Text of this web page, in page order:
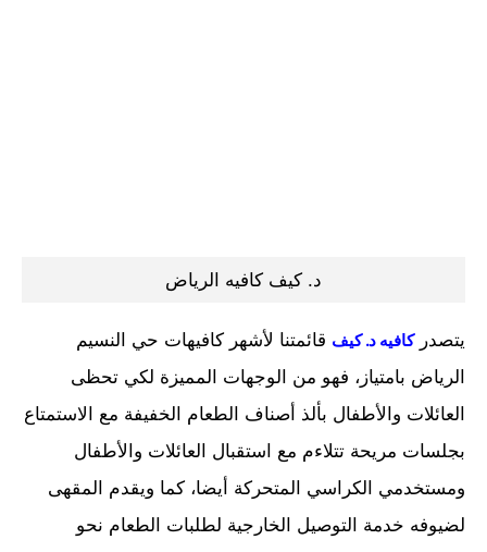
د. كيف كافيه الرياض
يتصدركافيه د. كيف قائمتنا لأشهر كافيهات حي النسيم
الرياض بامتياز، فهو من الوجهات المميزة لكي تحظى
العائلات والأطفال بألذ أصناف الطعام الخفيفة مع الاستمتاع
بجلسات مريحة تتلاءم مع استقبال العائلات والأطفال
ومستخدمي الكراسي المتحركة أيضا، كما ويقدم المقهى
لضيوفه خدمة التوصيل الخارجية لطلبات الطعام نحو